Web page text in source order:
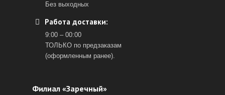
Без выходных
Работа доставки:
9:00 – 00:00
ТОЛЬКО по предзаказам
(оформленным ранее).
Филиал «Заречный»